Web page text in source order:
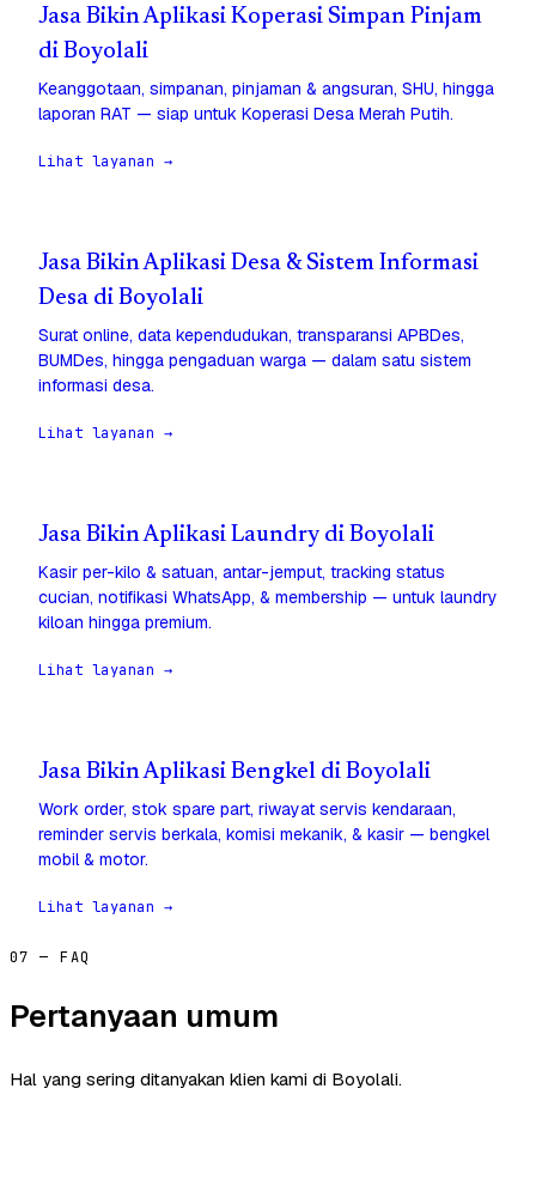
Jasa Bikin Aplikasi Koperasi Simpan Pinjam
di Boyolali
Keanggotaan, simpanan, pinjaman & angsuran, SHU, hingga
laporan RAT — siap untuk Koperasi Desa Merah Putih.
Lihat layanan →
Jasa Bikin Aplikasi Desa & Sistem Informasi
Desa di Boyolali
Surat online, data kependudukan, transparansi APBDes,
BUMDes, hingga pengaduan warga — dalam satu sistem
informasi desa.
Lihat layanan →
Jasa Bikin Aplikasi Laundry di Boyolali
Kasir per-kilo & satuan, antar-jemput, tracking status
cucian, notifikasi WhatsApp, & membership — untuk laundry
kiloan hingga premium.
Lihat layanan →
Jasa Bikin Aplikasi Bengkel di Boyolali
Work order, stok spare part, riwayat servis kendaraan,
reminder servis berkala, komisi mekanik, & kasir — bengkel
mobil & motor.
Lihat layanan →
07 — FAQ
Pertanyaan umum
Hal yang sering ditanyakan klien kami di Boyolali.